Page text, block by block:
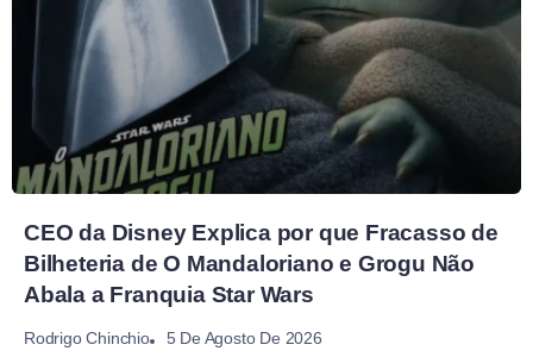
CEO da Disney Explica por que Fracasso de
Bilheteria de O Mandaloriano e Grogu Não
Abala a Franquia Star Wars
Rodrigo Chinchio 5 De Agosto De 2026